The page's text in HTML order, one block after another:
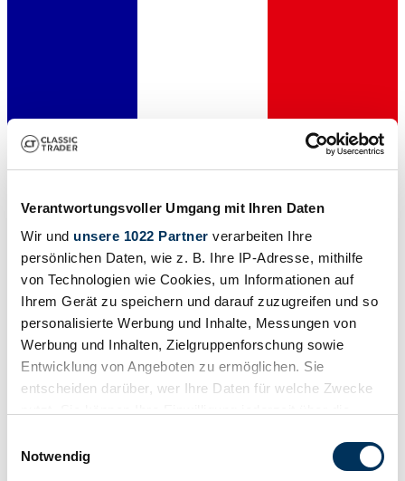
Verantwortungsvoller Umgang mit Ihren Daten
Wir und unsere 1022 Partner verarbeiten Ihre
persönlichen Daten, wie z. B. Ihre IP-Adresse, mithilfe
von Technologien wie Cookies, um Informationen auf
Ihrem Gerät zu speichern und darauf zuzugreifen und so
personalisierte Werbung und Inhalte, Messungen von
Werbung und Inhalten, Zielgruppenforschung sowie
Entwicklung von Angeboten zu ermöglichen. Sie
entscheiden darüber, wer Ihre Daten für welche Zwecke
Trigger Symbol ändern oder widerrufen
Notwendig
Händler
Baureihe
7 CV
Karosserieform
Cabriolet (Limousine)
Tachostand (abgelesen)
Nicht angegeben